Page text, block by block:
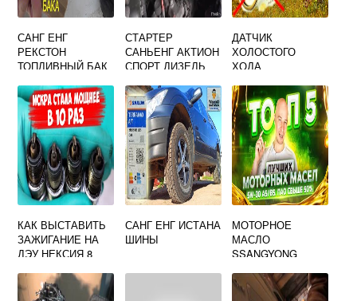
САНГ ЕНГ
РЕКСТОН
ТОПЛИВНЫЙ БАК
СТАРТЕР
САНЬЕНГ АКТИОН
СПОРТ ДИЗЕЛЬ
ДАТЧИК
ХОЛОСТОГО
ХОДА
KYRON
КАК ВЫСТАВИТЬ
ЗАЖИГАНИЕ НА
ДЭУ НЕКСИЯ 8
ИНЖЕКТОР
САНГ ЕНГ ИСТАНА
ШИНЫ
МОТОРНОЕ
МАСЛО
SSANGYONG
FULLY SYNTHETIC
5W 30 4 Л